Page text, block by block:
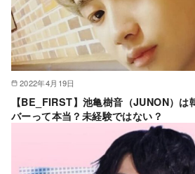
2022年4月19日
【BE_FIRST】池亀樹音（JUNON）は
バーって本当？未経験ではない？